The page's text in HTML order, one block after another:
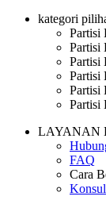
kategori
Partisi
Partisi
Partisi
Partisi
Partisi
Partisi
LAYANAN
FAQ
Cara